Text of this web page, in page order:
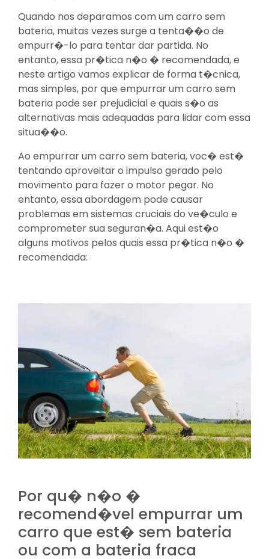
Quando nos deparamos com um carro sem
bateria, muitas vezes surge a tenta��o de
empurr�-lo para tentar dar partida. No
entanto, essa pr�tica n�o � recomendada, e
neste artigo vamos explicar de forma t�cnica,
mas simples, por que empurrar um carro sem
bateria pode ser prejudicial e quais s�o as
alternativas mais adequadas para lidar com essa
situa��o.
Ao empurrar um carro sem bateria, voc� est�
tentando aproveitar o impulso gerado pelo
movimento para fazer o motor pegar. No
entanto, essa abordagem pode causar
problemas em sistemas cruciais do ve�culo e
comprometer sua seguran�a. Aqui est�o
alguns motivos pelos quais essa pr�tica n�o �
recomendada:
Por qu� n�o �
recomend�vel empurrar um
carro que est� sem bateria
ou com a bateria fraca